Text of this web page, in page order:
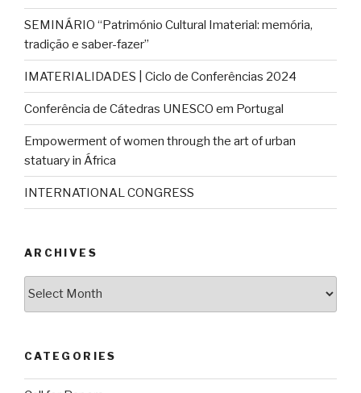
SEMINÁRIO “Património Cultural Imaterial: memória,
tradição e saber-fazer”
IMATERIALIDADES | Ciclo de Conferências 2024
Conferência de Cátedras UNESCO em Portugal
Empowerment of women through the art of urban
statuary in África
INTERNATIONAL CONGRESS
ARCHIVES
CATEGORIES